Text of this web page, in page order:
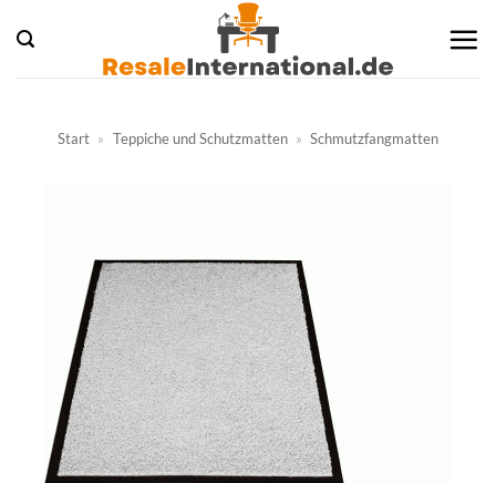
Inhalt
springen
Start » Teppiche und Schutzmatten » Schmutzfangmatten